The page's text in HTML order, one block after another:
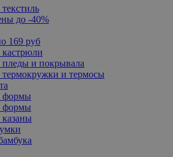
до -40%
169 руб
пледы и покрывала
термокружки и термосы
формы
формы